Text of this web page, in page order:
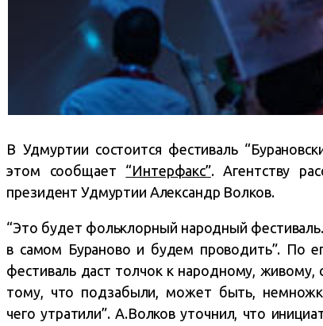
В Удмуртии состоится фестиваль
этом сообщает “Интерфакс”. Агентству
президент Удмуртии Александр Волков.
“Это будет фольклорный народный
в самом Бураново и будем проводить”. По
фестиваль даст толчок к народному, живому,
тому, что подзабыли, может быть,
чего утратили”. А.Волков уточнил, что